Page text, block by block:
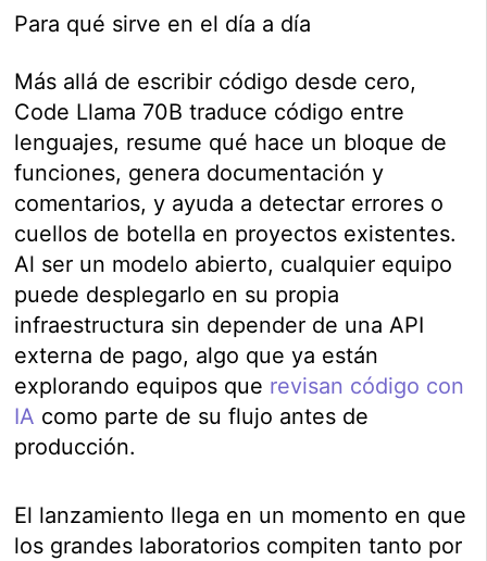
Para qué sirve en el día a día
Más allá de escribir código desde cero,
Code Llama 70B traduce código entre
lenguajes, resume qué hace un bloque de
funciones, genera documentación y
comentarios, y ayuda a detectar errores o
cuellos de botella en proyectos existentes.
Al ser un modelo abierto, cualquier equipo
puede desplegarlo en su propia
infraestructura sin depender de una API
externa de pago, algo que ya están
explorando equipos que revisan código con
IA como parte de su flujo antes de
producción.
El lanzamiento llega en un momento en que
los grandes laboratorios compiten tanto por